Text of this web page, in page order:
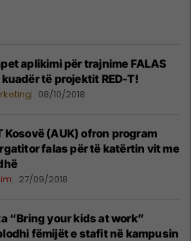
aplikimi për trajnime FALAS
të projektit RED-T!
08/10/2018
Kosovë (AUK) ofron program
falas për të katërtin vit me
27/09/2018
“Bring your kids at work”
fëmijët e stafit në kampusin